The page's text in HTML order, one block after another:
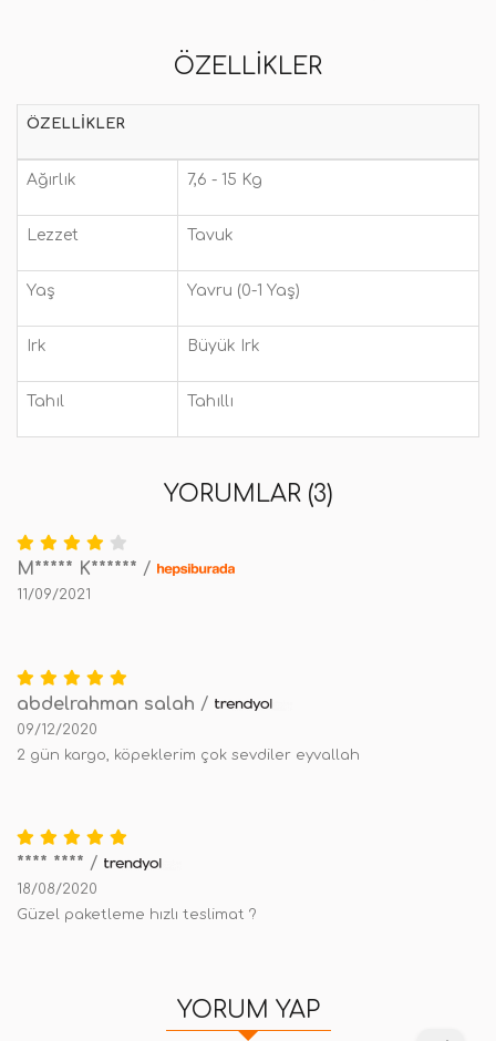
ÖZELLIKLER
ÖZELLIKLER
Ağırlık 7,6 - 15 Kg
Lezzet Tavuk
Yaş Yavru (0-1 Yaş)
Irk Büyük Irk
Tahıl Tahıllı
YORUMLAR (3)
M***** K****** /
11/09/2021
abdelrahman salah /
09/12/2020
2 gün kargo, köpeklerim çok sevdiler eyvallah
**** **** /
18/08/2020
Güzel paketleme hızlı teslimat ?
YORUM YAP